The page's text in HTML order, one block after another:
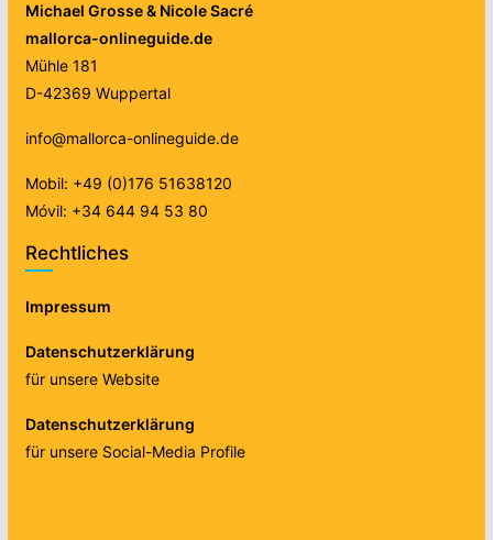
Michael Grosse & Nicole Sacré
mallorca-onlineguide.de
Mühle 181
D-42369 Wuppertal
info@mallorca-onlineguide.de
Mobil: +49 (0)176 51638120
Móvil: +34 644 94 53 80
Rechtliches
Impressum
Datenschutzerklärung
für unsere Website
Datenschutzerklärung
für unsere Social-Media Profile